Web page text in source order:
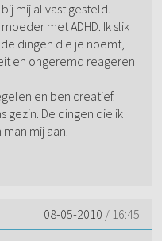
mij al vast gesteld.
met ADHD. Ik slik
dingen die je noemt,
en ongeremd reageren
en ben creatief.
gezin. De dingen die ik
mij aan.
08-05-2010 / 16:45